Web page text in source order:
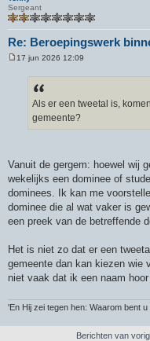
Sergeant
Re: Beroepingswerk
17 jun 2026 12:09
Als er een tweetal is,
gemeente?
Vanuit de gergem: hoewel wij
wekelijks een dominee of
dominees. Ik kan me
dominee die al wat vaker is
een preek van de betreffende
Het is niet zo dat er een
gemeente dan kan kiezen wie
niet vaak dat ik een naam
'En Hij zei tegen hen: Waarom bent
Berichten van